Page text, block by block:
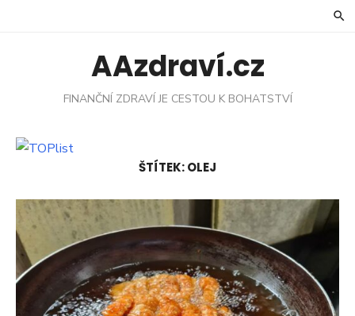
AAzdraví.cz
FINANČNÍ ZDRAVÍ JE CESTOU K BOHATSTVÍ
ŠTÍTEK:OLEJ